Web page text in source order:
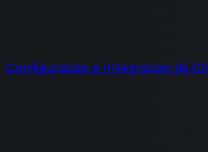
Configuracao e Integracao de